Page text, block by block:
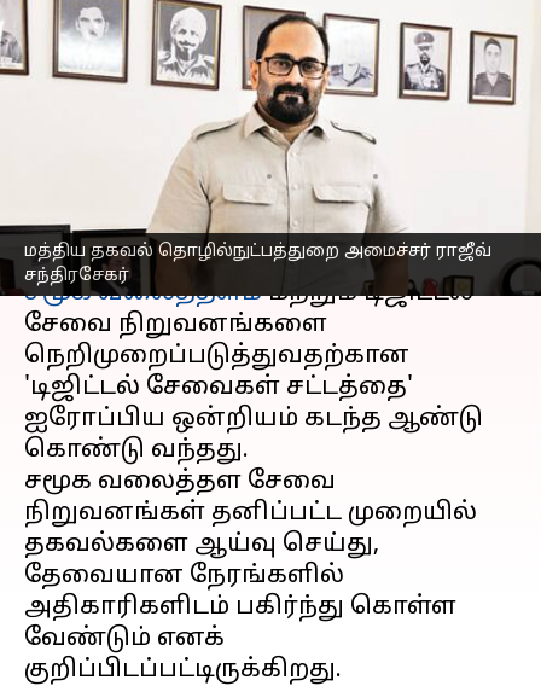
மத்திய தகவல் தொழில்நுட்பத்துறை அமைச்சர் ராஜீவ்
சந்திரசேகர்
இணையப் பாதுகாப்பில்
இந்தியாவைப் பின்பற்றிய
ஐரோப்பிய ஒன்றியம்..
மத்திய அமைச்சர் கருத்து!
Prasanna Venkatesh Apr 26, 2023
செய்தி முன்னோட்டம்
சமூக வலைத்தளம்மற்றும் டிஜிட்டல்
சேவை நிறுவனங்களை
நெறிமுறைப்படுத்துவதற்கான
'டிஜிட்டல் சேவைகள் சட்டத்தை'
ஐரோப்பிய ஒன்றியம் கடந்த ஆண்டு
கொண்டு வந்தது.
சமூக வலைத்தள சேவை
நிறுவனங்கள் தனிப்பட்ட முறையில்
தகவல்களை ஆய்வு செய்து,
தேவையான நேரங்களில்
அதிகாரிகளிடம் பகிர்ந்து கொள்ள
வேண்டும் எனக்